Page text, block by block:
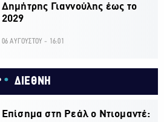
Δημήτρης Γιαννούλης έως το
2029
06 ΑΥΓΟΥΣΤΟΥ - 16:01
ΔΙΕΘΝΗ
Επίσημα στη Ρεάλ ο Ντιομαντέ: